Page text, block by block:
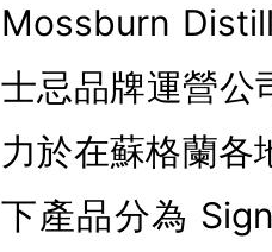
Mossburn
士忌品牌運營公
力於在蘇格蘭各
下產品分為